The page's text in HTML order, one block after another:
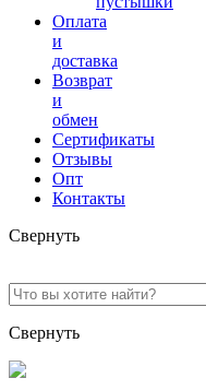
Оплата
и
доставка
Возврат
и
обмен
Сертификаты
Отзывы
Опт
Контакты
Свернуть
Свернуть